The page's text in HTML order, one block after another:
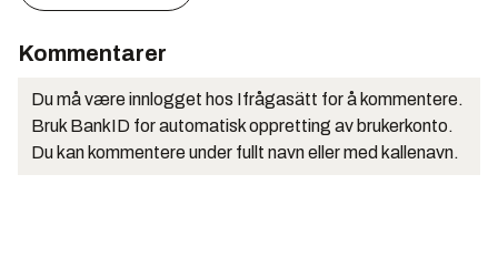
Kommentarer
Du må være innlogget hos Ifrågasätt for å kommentere.
Bruk BankID for automatisk oppretting av brukerkonto.
Du kan kommentere under fullt navn eller med kallenavn.